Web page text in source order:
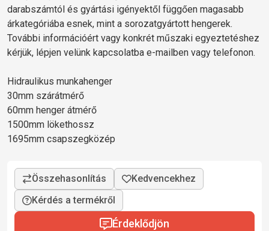
darabszámtól és gyártási igényektől függően magasabb
árkategóriába esnek, mint a sorozatgyártott hengerek.
További információért vagy konkrét műszaki egyeztetéshez
kérjük, lépjen velünk kapcsolatba e-mailben vagy telefonon.
Hidraulikus munkahenger
30mm szárátmérő
60mm henger átmérő
1500mm lökethossz
1695mm csapszegközép
Kérdés a termékről
Érdeklődjön